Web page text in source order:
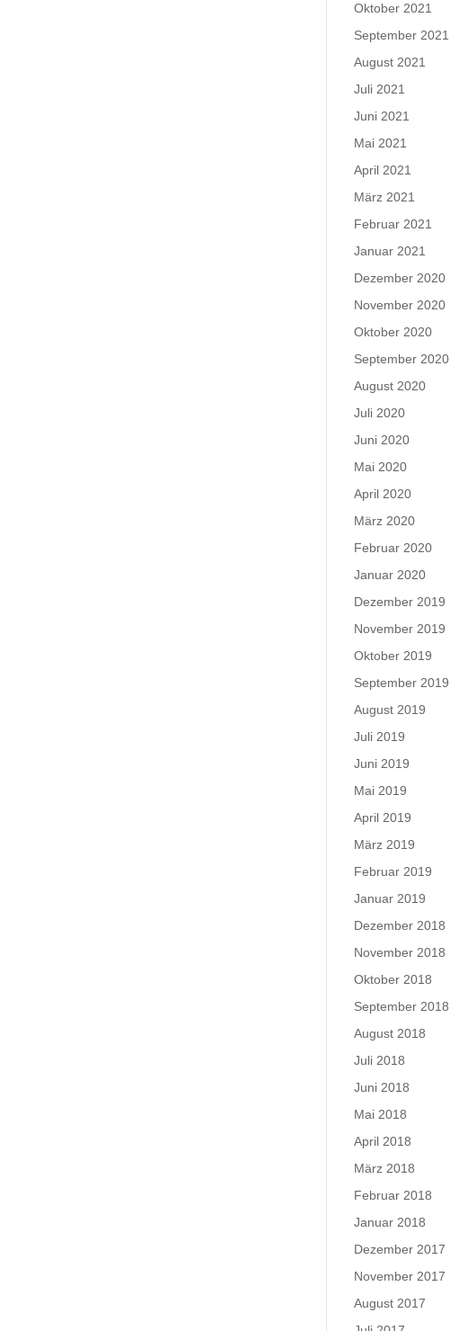
Oktober 2021
September 2021
August 2021
Juli 2021
Juni 2021
Mai 2021
April 2021
März 2021
Februar 2021
Januar 2021
Dezember 2020
November 2020
Oktober 2020
September 2020
August 2020
Juli 2020
Juni 2020
Mai 2020
April 2020
März 2020
Februar 2020
Januar 2020
Dezember 2019
November 2019
Oktober 2019
September 2019
August 2019
Juli 2019
Juni 2019
Mai 2019
April 2019
März 2019
Februar 2019
Januar 2019
Dezember 2018
November 2018
Oktober 2018
September 2018
August 2018
Juli 2018
Juni 2018
Mai 2018
April 2018
März 2018
Februar 2018
Januar 2018
Dezember 2017
November 2017
August 2017